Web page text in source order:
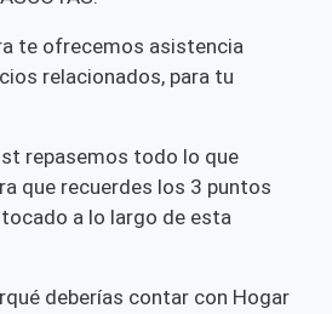
te ofrecemos asistencia
relacionados, para tu
repasemos todo lo que
que recuerdes los 3 puntos
a lo largo de esta
deberías contar con Hogar